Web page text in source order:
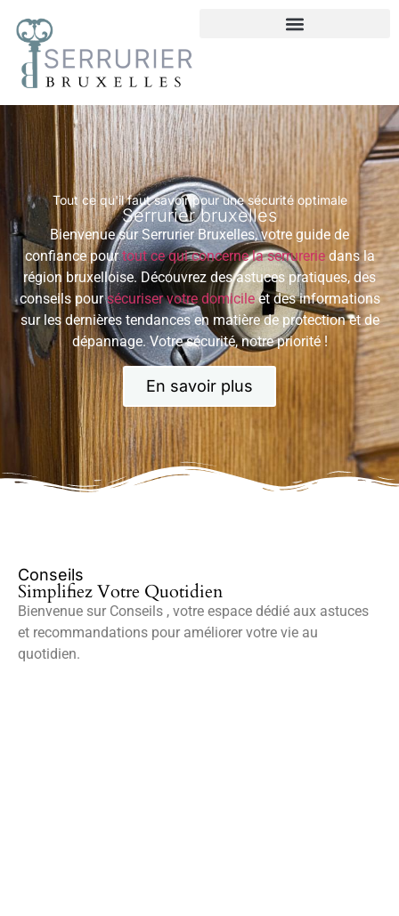
Tout ce qu'il faut savoir pour une sécurité optimale
Serrurier bruxelles
Bienvenue sur Serrurier Bruxelles, votre guide de
confiance pourtout ce qui concerne la serrureriedans la
région bruxelloise. Découvrez des astuces pratiques, des
conseils poursécuriser votre domicileet des informations
sur les dernières tendances en matière de protection et de
dépannage. Votre sécurité, notre priorité !
En savoir plus
Conseils
Simplifiez Votre Quotidien
Bienvenue sur Conseils , votre espace dédié aux astuces
et recommandations pour améliorer votre vie au
quotidien.